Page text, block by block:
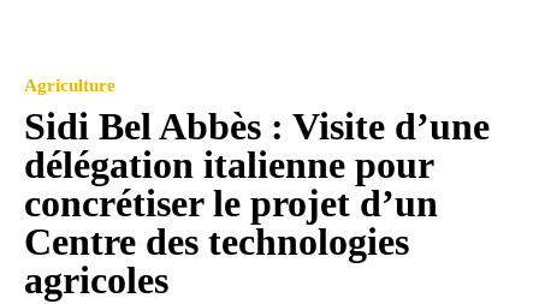
Agriculture
Sidi Bel Abbès : Visite d’une
délégation italienne pour
concrétiser le projet d’un
Centre des technologies
agricoles